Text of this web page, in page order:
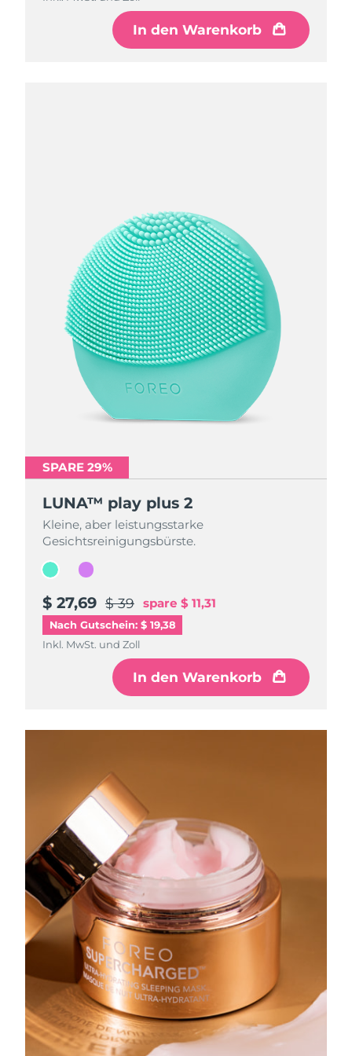
In den Warenkorb
In den Warenkorb
In den Warenkorb
SPARE 29%
LUNA™ play plus 2
Kleine, aber leistungsstarke
Gesichtsreinigungsbürste.
$ 27,69 $ 39 spare $ 11,31
Nach Gutschein: $ 19,38
Inkl. MwSt. und Zoll
In den Warenkorb
SPARE 29%
LUNA™ play plus 2
Kleine, aber leistungsstarke
Gesichtsreinigungsbürste.
$ 27,69 $ 39 spare $ 11,31
Inkl. MwSt. und Zoll
In den Warenkorb